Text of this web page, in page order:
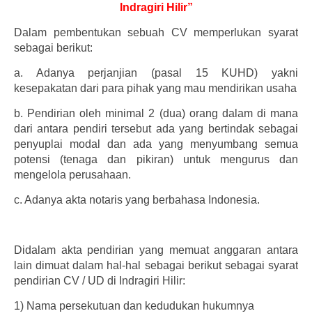
Indragiri Hilir”
Dalam pembentukan sebuah CV memperlukan syarat
sebagai berikut:
a.
Adanya perjanjian (pasal 15 KUHD) yakni
kesepakatan dari para pihak yang mau mendirikan usaha
b. Pendirian oleh minimal 2 (dua) orang dalam di mana
dari antara pendiri tersebut ada yang bertindak sebagai
penyuplai modal dan ada yang menyumbang semua
potensi (tenaga dan pikiran) untuk mengurus dan
mengelola perusahaan.
c. Adanya akta notaris yang berbahasa Indonesia.
Didalam akta pendirian yang memuat anggaran antara
lain dimuat dalam hal-hal sebagai berikut sebagai syarat
pendirian CV / UD di Indragiri Hilir:
1) Nama persekutuan dan kedudukan hukumnya